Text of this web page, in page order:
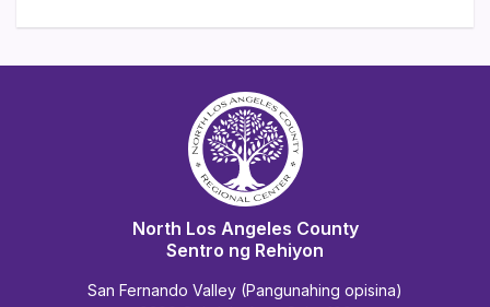
North Los Angeles County
Sentro ng Rehiyon
San Fernando Valley (Pangunahing opisina)